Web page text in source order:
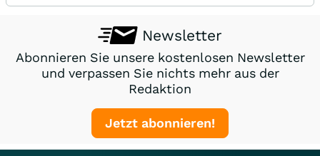
Newsletter
Abonnieren Sie unsere kostenlosen Newsletter
und verpassen Sie nichts mehr aus der
Redaktion
Jetzt abonnieren!